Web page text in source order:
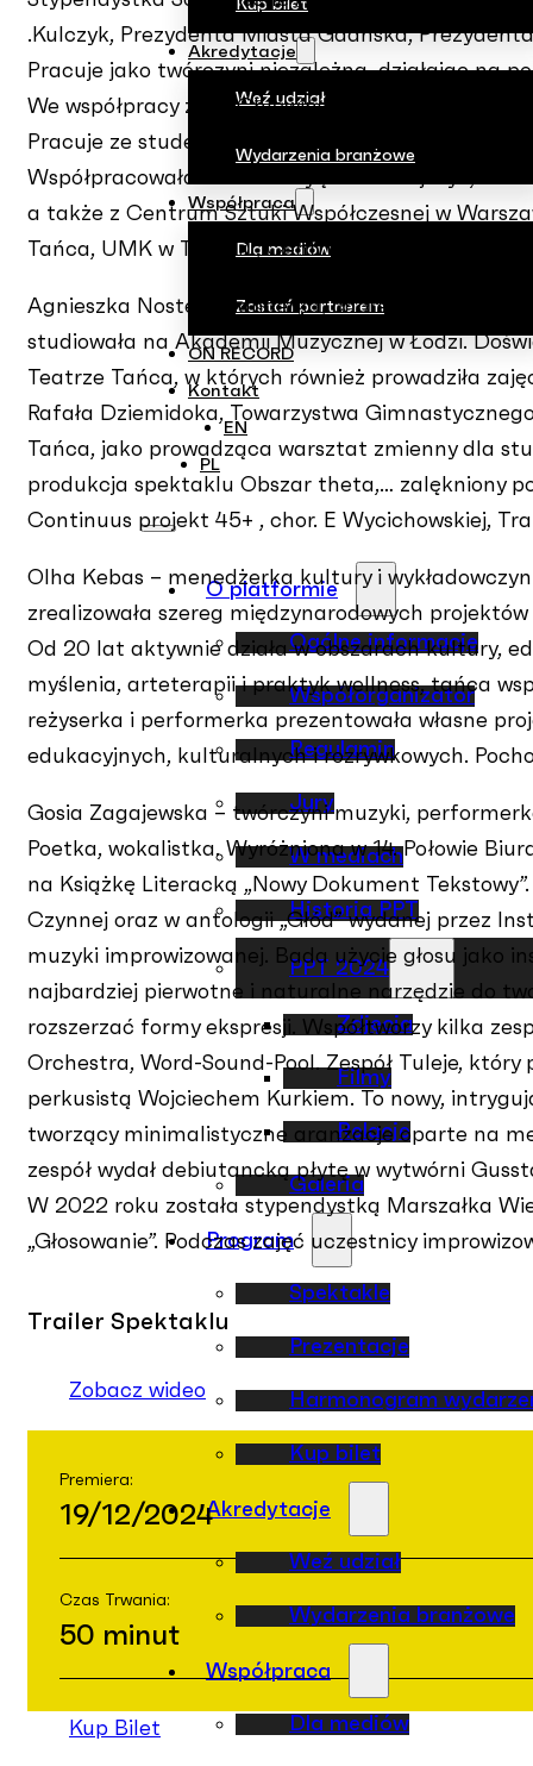
Kup bilet
Akredytacje
Weź udział
Wydarzenia branżowe
Współpraca
Dla mediów
Zostań partnerem
ON RECORD
Kontakt
EN
PL
O platformie
Ogólne informacje
Współorganizator
Regulamin
Jury
W mediach
Historia PPT
PPT 2024
Zdjęcia
Filmy
Relacje
Galeria
Program
Spektakle
Prezentacje
Harmonogram
Kup bilet
Akredytacje
Weź udział
Wydarzenia branżowe
Współpraca
Dla mediów
.Kulczyk, Prezydenta Miasta Gdańska,
Pracuje jako twórczyni niezależna, działając na
We współpracy z Izą Chlewińską, doświadcza i
Pracuje ze studentami tańca na poznańskiej
Współpracowała m.in. z: Kayą Kołodziejczyk,
a także z Centrum Sztuki Współczesnej w
Tańca, UMK w Toruniu, Centrum Sztuki Dziecka
Agnieszka Noster – tancerka, choreografka,
studiowała na Akademii Muzycznej w Łodzi.
Teatrze Tańca, w których również prowadziła
Rafała Dziemidoka, Towarzystwa
Tańca, jako prowadząca warsztat zmienny dla
produkcja spektaklu Obszar theta,… zalękniony
Continuus projekt 45+ , chor. E Wycichowskiej,
Olha Kebas – menedżerka kultury i
zrealizowała szereg międzynarodowych
Od 20 lat aktywnie działa w obszarach kultury,
myślenia, arteterapii i praktyk wellness, tańca
reżyserka i performerka prezentowała własne
edukacyjnych, kulturalnych i rozrywkowych.
Gosia Zagajewska – twórczyni muzyki,
Poetka, wokalistka. Wyróżniona w 14. Połowie
na Książkę Literacką „Nowy Dokument
Czynnej oraz w antologii „Głód” wydanej przez
muzyki improwizowanej. Bada użycie głosu jako
najbardziej pierwotne i naturalne narzędzie do
rozszerzać formy ekspresji. Współtworzy kilka
Orchestra, Word-Sound-Pool. Zespół Tuleje,
perkusistą Wojciechem Kurkiem. To nowy,
tworzący minimalistyczne aranżacje oparte na
zespół wydał debiutancką płytę w wytwórni
W 2022 roku została stypendystką Marszałka
„Głosowanie”. Podczas zajęć uczestnicy
Trailer Spektaklu
Zobacz wideo
Premiera:
19/12/2024
Czas Trwania:
50 minut
Kup Bilet